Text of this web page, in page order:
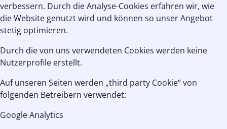
verbessern. Durch die Analyse-Cookies erfahren wir, wie
die Website genutzt wird und können so unser Angebot
stetig optimieren.
Durch die von uns verwendeten Cookies werden keine
Nutzerprofile erstellt.
Auf unseren Seiten werden „third party Cookie“ von
folgenden Betreibern verwendet:
Google Analytics